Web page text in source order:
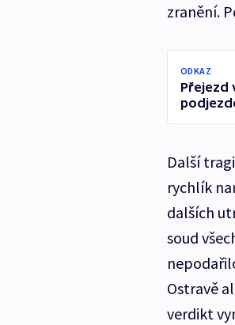
zranění.
ODKAZ
Přejezd
Další
rychlík
dalších
soud
Ostravě
verdikt